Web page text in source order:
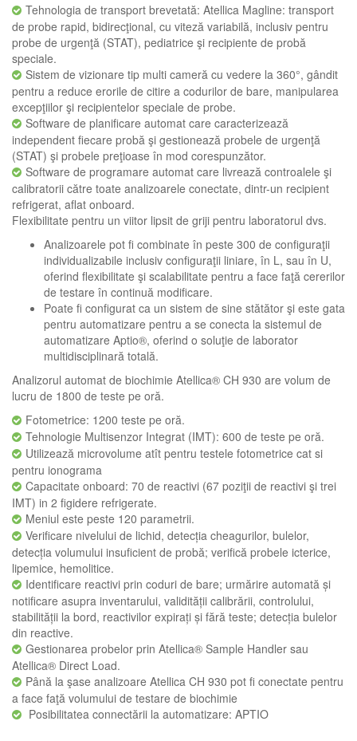
Tehnologia de transport brevetată: Atellica Magline: transport
de probe rapid, bidirecţional, cu viteză variabilă, inclusiv pentru
probe de urgenţă (STAT), pediatrice şi recipiente de probă
speciale.
Sistem de vizionare tip multi cameră cu vedere la 360°, gândit
pentru a reduce erorile de citire a codurilor de bare, manipularea
excepţiilor şi recipientelor speciale de probe.
Software de planificare automat care caracterizează
independent fiecare probă şi gestionează probele de urgenţă
(STAT) şi probele preţioase în mod corespunzător.
Software de programare automat care livrează controalele şi
calibratorii către toate analizoarele conectate, dintr-un recipient
refrigerat, aflat onboard.
Flexibilitate pentru un viitor lipsit de griji pentru laboratorul dvs.
Analizoarele pot fi combinate în peste 300 de configuraţii
individualizabile inclusiv configuraţii liniare, în L, sau în U,
oferind flexibilitate şi scalabilitate pentru a face faţă cererilor
de testare în continuă modificare.
Poate fi configurat ca un sistem de sine stătător şi este gata
pentru automatizare pentru a se conecta la sistemul de
automatizare Aptio®, oferind o soluţie de laborator
multidisciplinară totală.
Analizorul automat de biochimie Atellica® CH 930 are volum de
lucru de 1800 de teste pe oră.
Fotometrice: 1200 teste pe oră.
Tehnologie Multisenzor Integrat (IMT): 600 de teste pe oră.
Utilizează microvolume atît pentru testele fotometrice cat si
pentru ionograma
Capacitate onboard: 70 de reactivi (67 poziţii de reactivi şi trei
IMT) in 2 figidere refrigerate.
Meniul este peste 120 parametrii.
Verificare nivelului de lichid, detecția cheagurilor, bulelor,
detecția volumului insuficient de probă; verifică probele icterice,
lipemice, hemolitice.
Identificare reactivi prin coduri de bare; urmărire automată și
notificare asupra inventarului, validității calibrării, controlului,
stabilității la bord, reactivilor expirați și fără teste; detecția bulelor
din reactive.
Gestionarea probelor prin Atellica® Sample Handler sau
Atellica® Direct Load.
Până la şase analizoare Atellica CH 930 pot fi conectate pentru
a face faţă volumului de testare de biochimie
Posibilitatea connectării la automatizare: APTIO